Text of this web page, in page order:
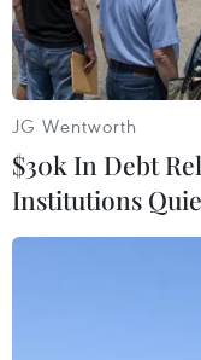
JG Wentworth
$30k In Debt
Institutions